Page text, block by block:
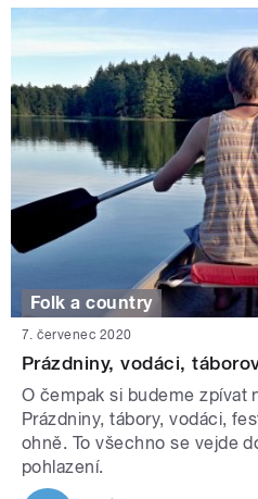
Folk a country
7. červenec 2020
Prázdniny, vodáci,
O čempak si budeme zpívat
Prázdniny, tábory, vodáci,
ohně. To všechno se vejde
pohlazení.